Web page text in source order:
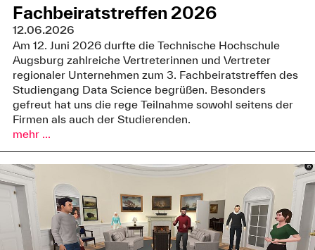
Fachbeiratstreffen 2026
12.06.2026
Am 12. Juni 2026 durfte die Technische Hochschule
Augsburg zahlreiche Vertreterinnen und Vertreter
regionaler Unternehmen zum 3. Fachbeiratstreffen des
Studiengang Data Science begrüßen. Besonders
gefreut hat uns die rege Teilnahme sowohl seitens der
Firmen als auch der Studierenden.
mehr ...